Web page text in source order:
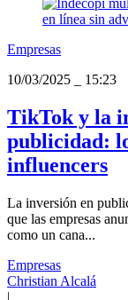
Empresas
10/03/2025
15:23
TikTok y la
publicidad:
influencers
La inversión en
que las empresas
como un cana...
Empresas
Christian Alcalá